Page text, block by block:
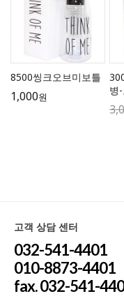
8500씽크오브미보틀
1,000원
병
고객 상담 센터
032-541-4401
010-8873-4401
fax. 032-541-